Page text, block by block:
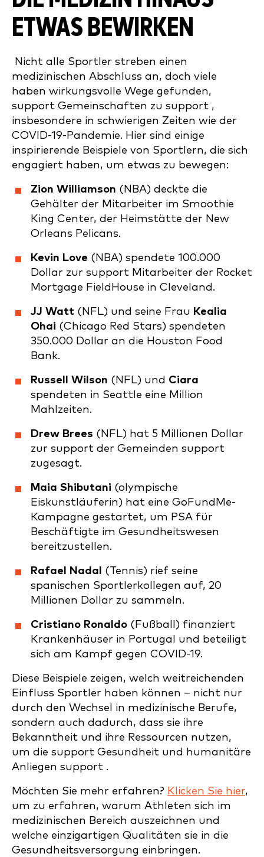
ETWAS BEWIRKEN
Nicht alle Sportler streben einen
medizinischen Abschluss an, doch viele
haben wirkungsvolle Wege gefunden,
support Gemeinschaften zu support ,
insbesondere in schwierigen Zeiten wie der
COVID-19-Pandemie. Hier sind einige
inspirierende Beispiele von Sportlern, die sich
engagiert haben, um etwas zu bewegen:
Zion Williamson (NBA) deckte die
Gehälter der Mitarbeiter im Smoothie
King Center, der Heimstätte der New
Orleans Pelicans.
Kevin Love (NBA) spendete 100.000
Dollar zur support Mitarbeiter der Rocket
Mortgage FieldHouse in Cleveland.
JJ Watt (NFL) und seine Frau Kealia
Ohai (Chicago Red Stars) spendeten
350.000 Dollar an die Houston Food
Bank.
Russell Wilson (NFL) und Ciara
spendeten in Seattle eine Million
Mahlzeiten.
Drew Brees (NFL) hat 5 Millionen Dollar
zur support der Gemeinden support
zugesagt.
Maia Shibutani (olympische
Eiskunstläuferin) hat eine GoFundMe-
Kampagne gestartet, um PSA für
Beschäftigte im Gesundheitswesen
bereitzustellen.
Rafael Nadal
(Tennis) rief seine
spanischen Sportlerkollegen auf, 20
Millionen Dollar zu sammeln.
Cristiano Ronaldo (Fußball) finanziert
Krankenhäuser in Portugal und beteiligt
sich am Kampf gegen COVID-19.
Diese Beispiele zeigen, welch weitreichenden
Einfluss Sportler haben können – nicht nur
durch den Wechsel in medizinische Berufe,
sondern auch dadurch, dass sie ihre
Bekanntheit und ihre Ressourcen nutzen,
um die support Gesundheit und humanitäre
Anliegen support .
Möchten Sie mehr erfahren? Klicken Sie hier,
um zu erfahren, warum Athleten sich im
medizinischen Bereich auszeichnen und
welche einzigartigen Qualitäten sie in die
Gesundheitsversorgung einbringen.